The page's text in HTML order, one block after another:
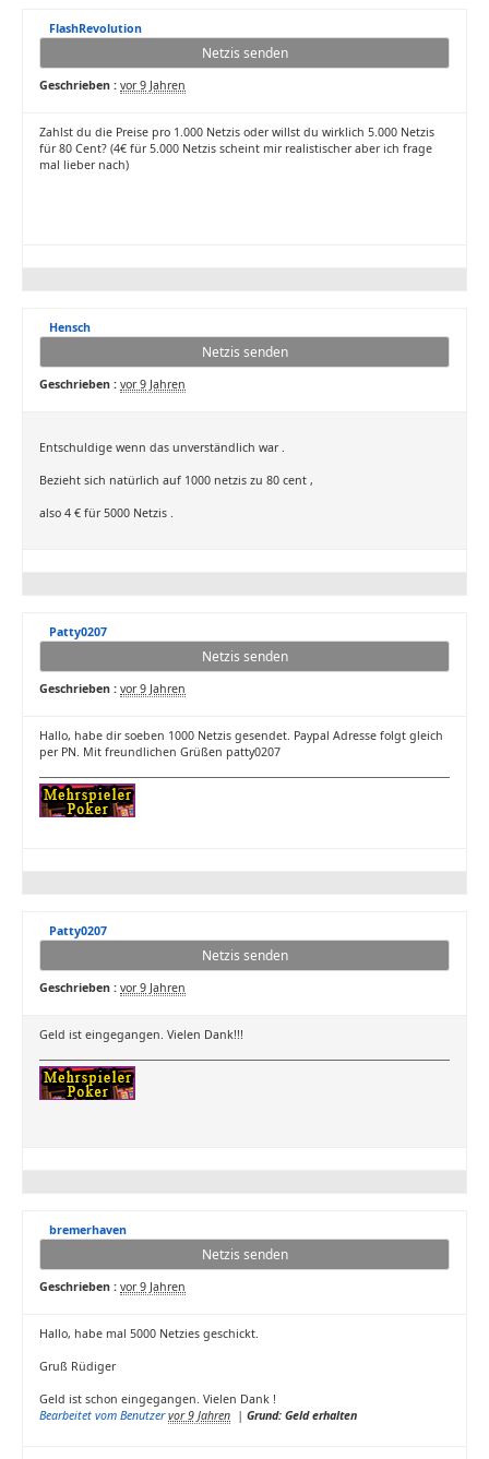
FlashRevolution
Netzis senden
Geschrieben : vor 9 Jahren
Zahlst du die Preise pro 1.000 Netzis oder willst du wirklich 5.000 Netzis
für 80 Cent? (4€ für 5.000 Netzis scheint mir realistischer aber ich frage
mal lieber nach)
Hensch
Netzis senden
Geschrieben : vor 9 Jahren
Entschuldige wenn das unverständlich war .
Bezieht sich natürlich auf 1000 netzis zu 80 cent ,
also 4 € für 5000 Netzis .
Patty0207
Netzis senden
Geschrieben : vor 9 Jahren
Hallo, habe dir soeben 1000 Netzis gesendet. Paypal Adresse folgt gleich
per PN. Mit freundlichen Grüßen patty0207
Patty0207
Netzis senden
Geschrieben : vor 9 Jahren
Geld ist eingegangen. Vielen Dank!!!
bremerhaven
Netzis senden
Geschrieben : vor 9 Jahren
Hallo, habe mal 5000 Netzies geschickt.
Gruß Rüdiger
Geld ist schon eingegangen. Vielen Dank !
Bearbeitet vom Benutzer vor 9 Jahren | Grund: Geld erhalten